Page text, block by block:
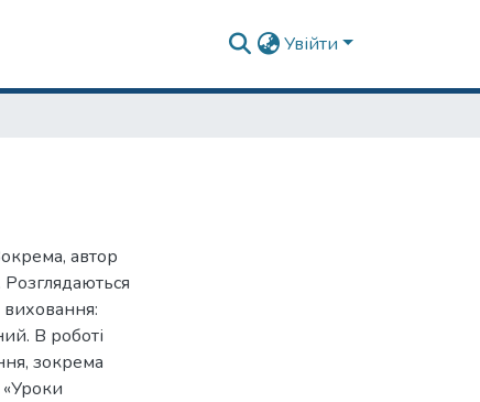
Увійти
автор
виховання:
В роботі
зокрема